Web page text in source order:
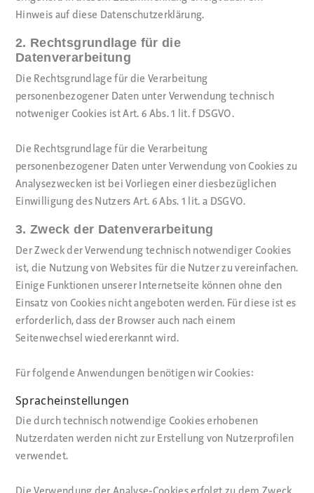
Hinweis auf diese Datenschutzerklärung.
2. Rechtsgrundlage für die
Datenverarbeitung
Die Rechtsgrundlage für die Verarbeitung
personenbezogener Daten unter Verwendung technisch
notweniger Cookies ist Art. 6 Abs. 1 lit. f DSGVO.
Die Rechtsgrundlage für die Verarbeitung
personenbezogener Daten unter Verwendung von Cookies zu
Analysezwecken ist bei Vorliegen einer diesbezüglichen
Einwilligung des Nutzers Art. 6 Abs. 1 lit. a DSGVO.
3. Zweck der Datenverarbeitung
Der Zweck der Verwendung technisch notwendiger Cookies
ist, die Nutzung von Websites für die Nutzer zu vereinfachen.
Einige Funktionen unserer Internetseite können ohne den
Einsatz von Cookies nicht angeboten werden. Für diese ist es
erforderlich, dass der Browser auch nach einem
Seitenwechsel wiedererkannt wird.
Für folgende Anwendungen benötigen wir Cookies:
Spracheinstellungen
Die durch technisch notwendige Cookies erhobenen
Nutzerdaten werden nicht zur Erstellung von Nutzerprofilen
verwendet.